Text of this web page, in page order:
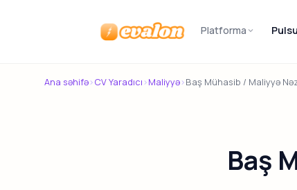
Evalon
Platforma
Ana səhifə›CV Yaradıcı ›Maliyyə›Baş Mühasib / Maliyyə
Baş